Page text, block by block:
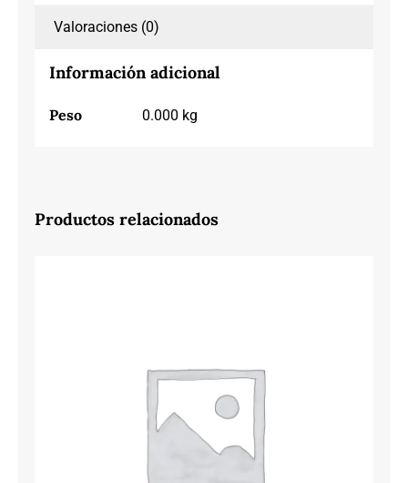
Valoraciones (0)
Información adicional
Peso 0.000 kg
Productos relacionados
JOMA FERRO JR2505 BLUE